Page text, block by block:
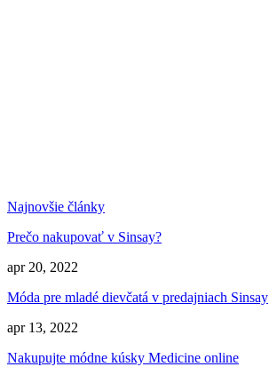
Najnovšie články
Prečo nakupovať v Sinsay?
apr 20, 2022
Móda pre mladé dievčatá v predajniach Sinsay
apr 13, 2022
Nakupujte módne kúsky Medicine online